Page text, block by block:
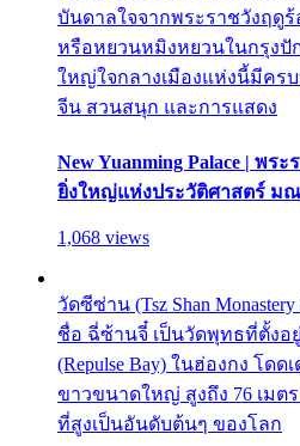
บันดาลใจจากพระราชวังฤดูร้อ
หรือหยวนหมิงหยวนในกรุง
ใหญ่ใจกลางเมืองแห่งนี้มีคร
จีน สวนสนุก และการแสดง
New Yuanming Palace | พ
ยิ่งใหญ่แห่งประวัติศาสตร์ ม
1,068 views
วัดซีซ่าน (Tsz Shan
ชื่อ ฉี่ซ้านจี๋ เป็นวัดพุทธที่ตั้งอ
(Repulse Bay) ในฮ่องกง โด
ขาวขนาดใหญ่ สูงถึง 76 เมต
ที่สูงเป็นอันดับต้นๆ ของโลก